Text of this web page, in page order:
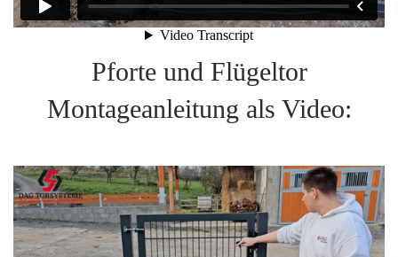
Pforte und Flügeltor
Montageanleitung als Video: